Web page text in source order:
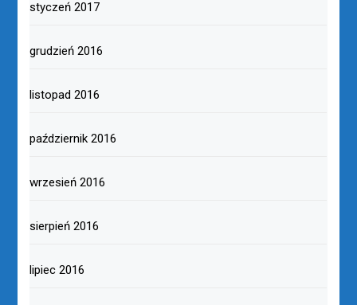
styczeń 2017
grudzień 2016
listopad 2016
październik 2016
wrzesień 2016
sierpień 2016
lipiec 2016